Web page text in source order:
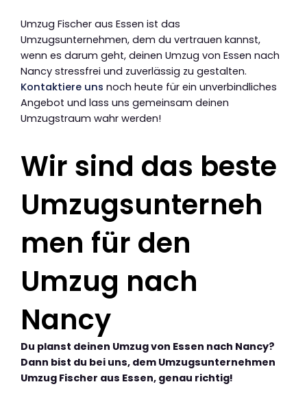
Umzug Fischer aus Essen ist das
Umzugsunternehmen, dem du vertrauen kannst,
wenn es darum geht, deinen Umzug von Essen nach
Nancy stressfrei und zuverlässig zu gestalten.
Kontaktiere uns noch heute für ein unverbindliches
Angebot und lass uns gemeinsam deinen
Umzugstraum wahr werden!
Wir sind das beste
Umzugsunterneh
men für den
Umzug nach
Nancy
Du planst deinen Umzug von Essen nach Nancy?
Dann bist du bei uns, dem Umzugsunternehmen
Umzug Fischer aus Essen, genau richtig!